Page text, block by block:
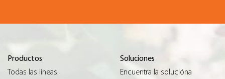
Productos
Todas las líneas
Soluciones
Encuentra la solucióna